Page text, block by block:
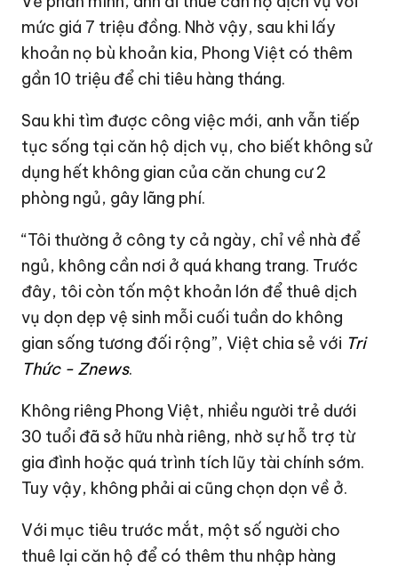
mức giá 7 triệu đồng. Nhờ vậy, sau khi lấy
khoản nọ bù khoản kia, Phong Việt có thêm
gần 10 triệu để chi tiêu hàng tháng.
Sau khi tìm được công việc mới, anh vẫn tiếp
tục sống tại căn hộ dịch vụ, cho biết không sử
dụng hết không gian của căn chung cư 2
phòng ngủ, gây lãng phí.
“Tôi thường ở công ty cả ngày, chỉ về nhà để
ngủ, không cần nơi ở quá khang trang. Trước
đây, tôi còn tốn một khoản lớn để thuê dịch
vụ dọn dẹp vệ sinh mỗi cuối tuần do không
gian sống tương đối rộng”, Việt chia sẻ với Tri
Thức - Znews.
Không riêng Phong Việt, nhiều người trẻ dưới
30 tuổi đã sở hữu nhà riêng, nhờ sự hỗ trợ từ
gia đình hoặc quá trình tích lũy tài chính sớm.
Tuy vậy, không phải ai cũng chọn dọn về ở.
Với mục tiêu trước mắt, một số người cho
thuê lại căn hộ để có thêm thu nhập hàng